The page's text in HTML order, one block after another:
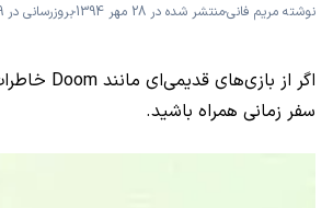
نوشته مریم فانیمنتشر شده در 28 مهر 1394 بروزرسانی در 19 آذر 1402
سفر زمانی همراه باشید.